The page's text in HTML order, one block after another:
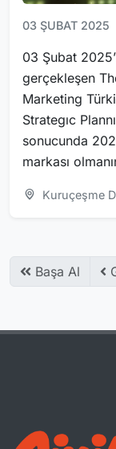
03 ŞUBAT 2025
03 Şubat
gerçekleşen
Marketing
Strategıc
sonucunda
markası
Kuruçeşme
Başa Al